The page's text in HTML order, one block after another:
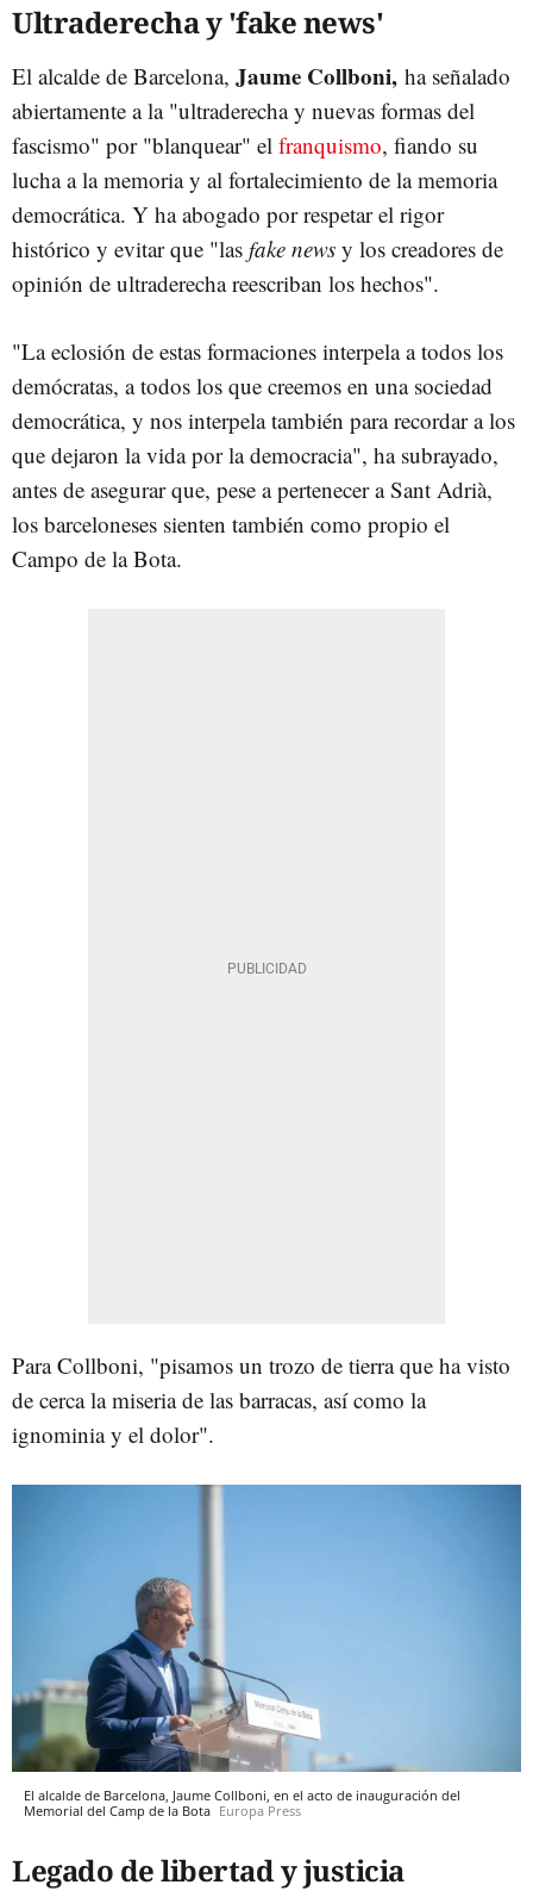
Ultraderecha y 'fake news'
El alcalde de Barcelona, Jaume Collboni, ha señalado
abiertamente a la "ultraderecha y nuevas formas del
fascismo" por "blanquear" el franquismo, fiando su
lucha a la memoria y al fortalecimiento de la memoria
democrática. Y ha abogado por respetar el rigor
histórico y evitar que "las fake news y los creadores de
opinión de ultraderecha reescriban los hechos".
"La eclosión de estas formaciones interpela a todos los
demócratas, a todos los que creemos en una sociedad
democrática, y nos interpela también para recordar a los
que dejaron la vida por la democracia", ha subrayado,
antes de asegurar que, pese a pertenecer a Sant Adrià,
los barceloneses sienten también como propio el
Campo de la Bota.
Para Collboni, "pisamos un trozo de tierra que ha visto
de cerca la miseria de las barracas, así como la
ignominia y el dolor".
El alcalde de Barcelona, Jaume Collboni, en el acto de inauguración del
Memorial del Camp de la Bota Europa Press
Legado de libertad y justicia